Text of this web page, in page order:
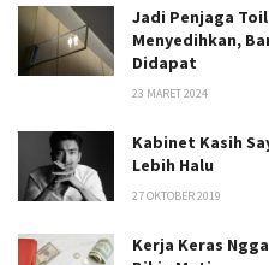
Jadi Penjaga
Menyedihkan,
Didapat
23 MARET 2024
Kabinet Kasih
Lebih Halu
27 OKTOBER 2019
Kerja Keras